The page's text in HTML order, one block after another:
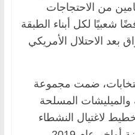
من الاحتجاجات
شعبيًا لكل أبناء الطبقة
بعد الاحتلال الأمريكي
ضمت مجموعة
والميليشات المسلحة
لاغتيال النشطاء